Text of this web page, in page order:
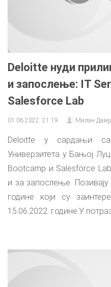
Deloitte нуди
и запослење: IT
Salesforce Lab
01.06.2022. 21:19 Милан
Deloitte у сардањи са
Универзитета у Бањој
Bootcamp и Salesforce
и за запослење. Позивају
године који су
15.06.2022. године.У